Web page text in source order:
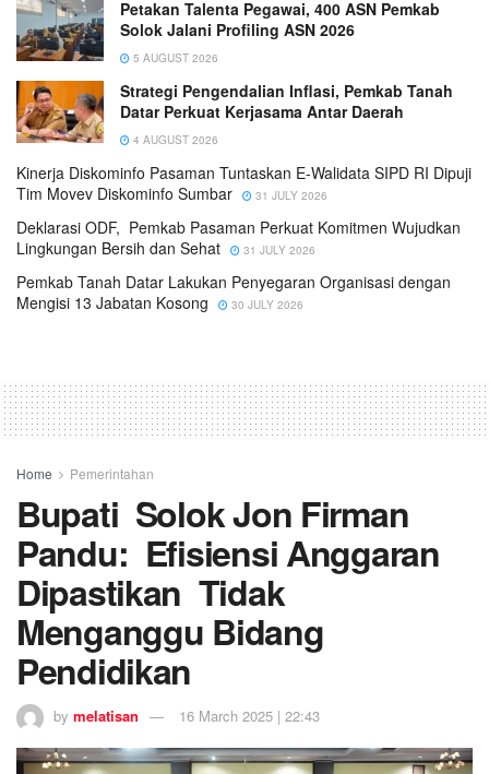
Petakan Talenta Pegawai, 400 ASN Pemkab
Solok Jalani Profiling ASN 2026
5 AUGUST 2026
Strategi Pengendalian Inflasi, Pemkab Tanah
Datar Perkuat Kerjasama Antar Daerah
4 AUGUST 2026
Kinerja Diskominfo Pasaman Tuntaskan E-Walidata SIPD RI Dipuji
Tim Movev Diskominfo Sumbar
31 JULY 2026
Deklarasi ODF, Pemkab Pasaman Perkuat Komitmen Wujudkan
Lingkungan Bersih dan Sehat
31 JULY 2026
Pemkab Tanah Datar Lakukan Penyegaran Organisasi dengan
Mengisi 13 Jabatan Kosong
30 JULY 2026
Home Pemerintahan
Bupati Solok Jon Firman
Pandu: Efisiensi Anggaran
Dipastikan Tidak
Menganggu Bidang
Pendidikan
by melatisan 16 March 2025 | 22:43